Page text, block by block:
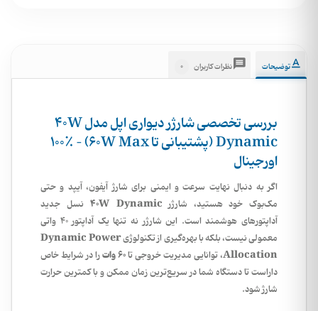
توضیحات نظرات کاربران 0
بررسی تخصصی شارژر دیواری اپل مدل 40W
Dynamic (پشتیبانی تا 60W Max) – ۱۰۰٪
اورجینال
اگر به دنبال نهایت سرعت و ایمنی برای شارژ آیفون، آیپد و حتی
مک‌بوک خود هستید، شارژر 40W Dynamicنسل جدید
آداپتورهای هوشمند است. این شارژر نه تنها یک آداپتور ۴۰ واتی
معمولی نیست، بلکه با بهره‌گیری از تکنولوژیDynamic Power
Allocation، توانایی مدیریت خروجی تا۶۰ وات
را در شرایط خاص
داراست تا دستگاه شما در سریع‌ترین زمان ممکن و با کمترین حرارت
شارژ شود.